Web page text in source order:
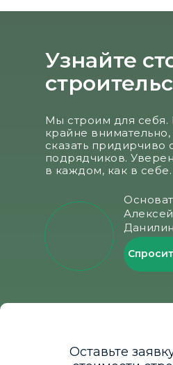
Узнайте
Мы строим для себя.
крайне
сказать придирчиво
подрядчиков.
в каждом, как в себе.
Данилин
Оставьте